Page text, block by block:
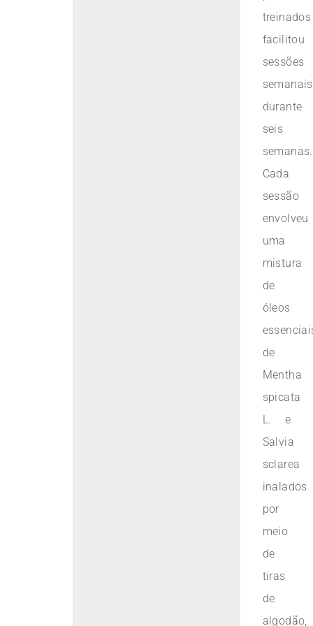
treinados
facilitou
sessões
semanais
durante
seis
semanas.
Cada
sessão
envolveu
uma
mistura
de
óleos
de
Mentha
spicata
L. e
Salvia
sclarea
inalados
por
meio
de
tiras
de
algodão,